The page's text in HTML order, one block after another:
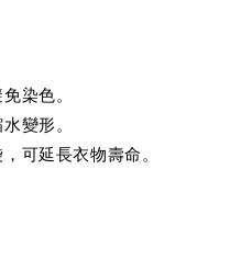
染色。
變形。
可延長衣物壽命。